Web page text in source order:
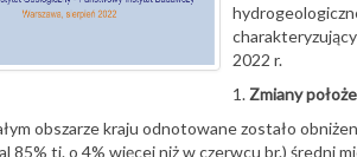
2022 r.
1. Zmiany
obszarze kraju odnotowane zostało
85% tj. o 4% więcej niż w czerwcu br.) średni